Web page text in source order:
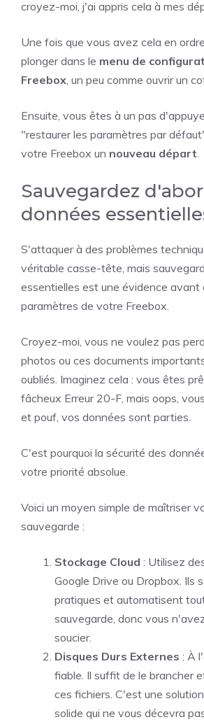
croyez-moi, j'ai appris cela à mes
Une fois que vous avez cela en
plonger dans le menu de
Freebox , un peu comme ouvrir un
Ensuite, vous êtes à un pas
"restaurer les paramètres par
votre Freebox un nouveau départ
Sauvegardez
données
S'attaquer à des problèmes
véritable casse-tête, mais
essentielles est une évidence avant
paramètres de votre Freebox.
Croyez-moi, vous ne voulez pas
photos ou ces documents
oubliés. Imaginez cela : vous êtes
fâcheux Erreur 20-F, mais oops,
et pouf, vos données sont parties.
C'est pourquoi la sécurité des
votre priorité absolue.
Voici un moyen simple de maîtriser
sauvegarde :
Stockage Cloud : Utilisez
Google Drive ou Dropbox. Ils
pratiques et automatisent
sauvegarde, donc vous
soucier.
Disques Durs Externes : À
fiable. Il suffit de le brancher
ces fichiers. C'est une
solide qui ne vous décevra